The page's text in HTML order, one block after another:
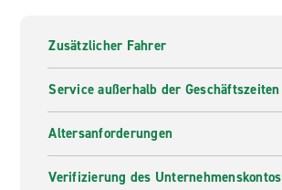
Zusätzlicher Fahrer
Service außerhalb der Geschäftszeiten
Altersanforderungen
Verifizierung des Unternehmenskontos